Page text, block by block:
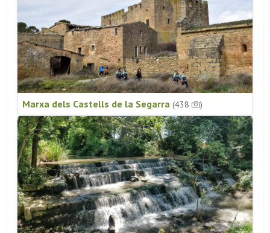
Marxa dels Castells de la Segarra (438 )